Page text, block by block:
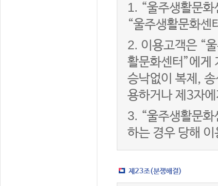
1. “울주생활문
“울주생활문화센
2. 이용고객은 “
활문화센터”에게
승낙없이 복제,
용하거나 제3자
3. “울주생활문
하는 경우 당해
제23조(분쟁해결)